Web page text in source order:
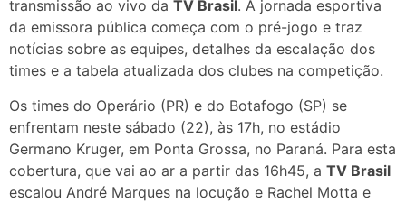
transmissão ao vivo da TV Brasil. A jornada esportiva
da emissora pública começa com o pré-jogo e traz
notícias sobre as equipes, detalhes da escalação dos
times e a tabela atualizada dos clubes na competição.
Os times do Operário (PR) e do Botafogo (SP) se
enfrentam neste sábado (22), às 17h, no estádio
Germano Kruger, em Ponta Grossa, no Paraná. Para esta
cobertura, que vai ao ar a partir das 16h45, a TV Brasil
escalou André Marques na locução e Rachel Motta e